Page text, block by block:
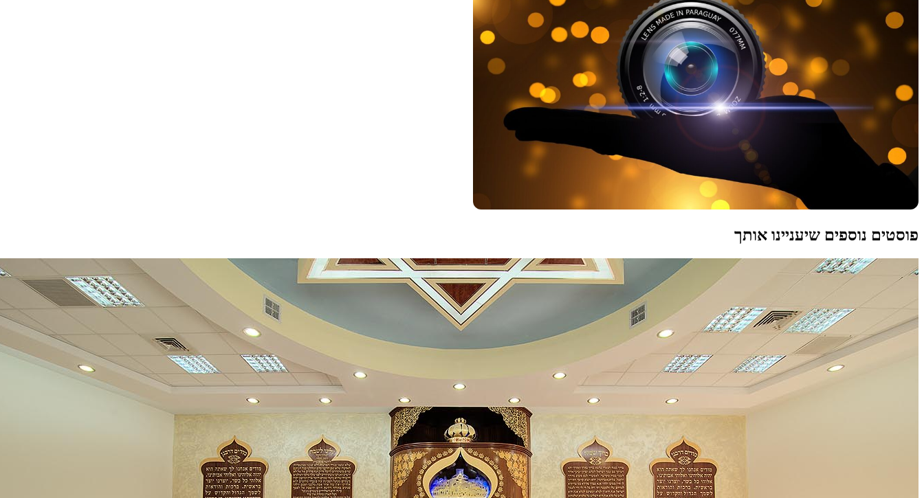
פוסטים נוספים שיעניינו אותך